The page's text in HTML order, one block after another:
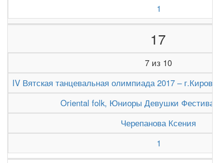
1
17
7 из 10
IV Вятская танцевальная олимпиада 2017 – г.Киров
Oriental folk, Юниоры Девушки
Черепанова Ксения
1